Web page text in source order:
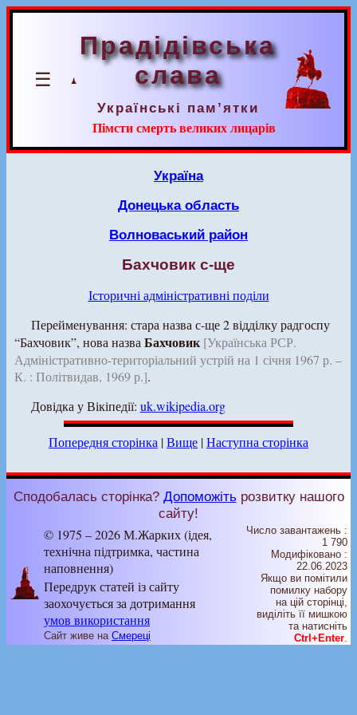
☰
Прадідівська
слава
Українські пам’ятки
Пімсти смерть великих лицарів
Україна
Донецька область
Волноваський район
Бахчовик с-ще
Історичні адміністративні поділи
Перейменування: стара назва с-ще 2 відділку радгоспу
“Бахчовик”, нова назва Бахчовик [Українська РСР.
Адміністративно-територіальний устрій на 1 січня 1967 р. –
К. : Політвидав, 1969 р.].
Довідка у Вікіпедії: uk.wikipedia.org
Попередня сторінка |Вище |Наступна сторінка
Сподобалась сторінка? Допоможіть розвитку нашого
сайту!
© 1975 – 2026 М.Жарких (ідея,
технічна підтримка, частина
наповнення)
Передрук статей із сайту
заохочується за дотримання
умов використання
Сайт живе на Смереці
Число завантажень :
1 790
Модифіковано :
22.06.2023
Якщо ви помітили
помилку набору
на цiй сторiнцi,
видiлiть її мишкою
та натисніть
Ctrl+Enter.